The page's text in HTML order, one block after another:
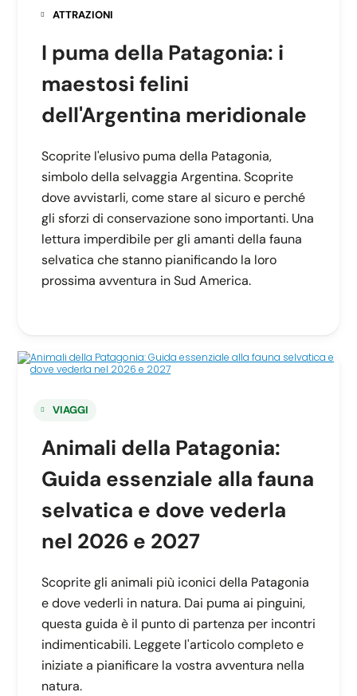
ATTRAZIONI
I puma della Patagonia: i
maestosi felini
dell'Argentina meridionale
Scoprite l'elusivo puma della Patagonia,
simbolo della selvaggia Argentina. Scoprite
dove avvistarli, come stare al sicuro e perché
gli sforzi di conservazione sono importanti. Una
lettura imperdibile per gli amanti della fauna
selvatica che stanno pianificando la loro
prossima avventura in Sud America.
VIAGGI
Animali della Patagonia:
Guida essenziale alla fauna
selvatica e dove vederla
nel 2026 e 2027
Scoprite gli animali più iconici della Patagonia
e dove vederli in natura. Dai puma ai pinguini,
questa guida è il punto di partenza per incontri
indimenticabili. Leggete l'articolo completo e
iniziate a pianificare la vostra avventura nella
natura.